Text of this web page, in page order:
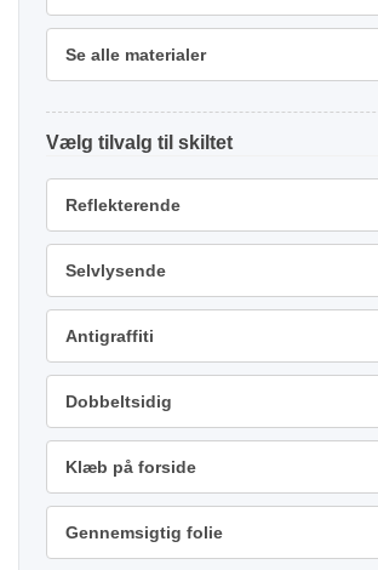
Se alle materialer
tilvalg
Reflekterende
Selvlysende
Antigraffiti
Dobbeltsidig
Klæb på forside
Gennemsigtig folie